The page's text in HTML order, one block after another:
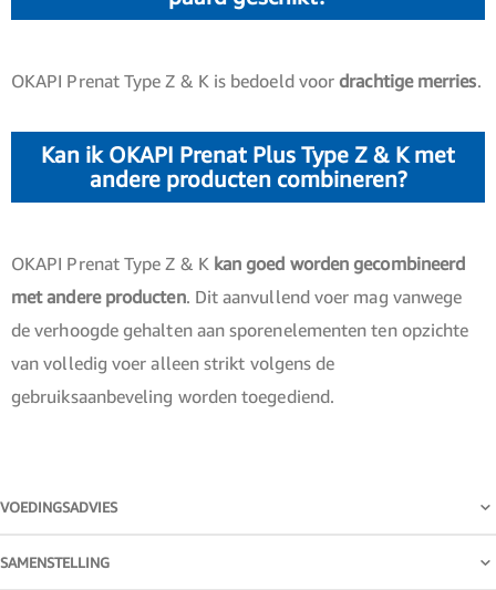
OKAPI Prenat Type Z & K is bedoeld voordrachtige merries.
Kan ik OKAPI Prenat Plus Type Z & K met
andere producten combineren?
OKAPI Prenat Type Z & K kan goed worden gecombineerd
met andere producten. Dit aanvullend voer mag vanwege
de verhoogde gehalten aan sporenelementen ten opzichte
van volledig voer alleen strikt volgens de
gebruiksaanbeveling worden toegediend.
VOEDINGSADVIES
SAMENSTELLING